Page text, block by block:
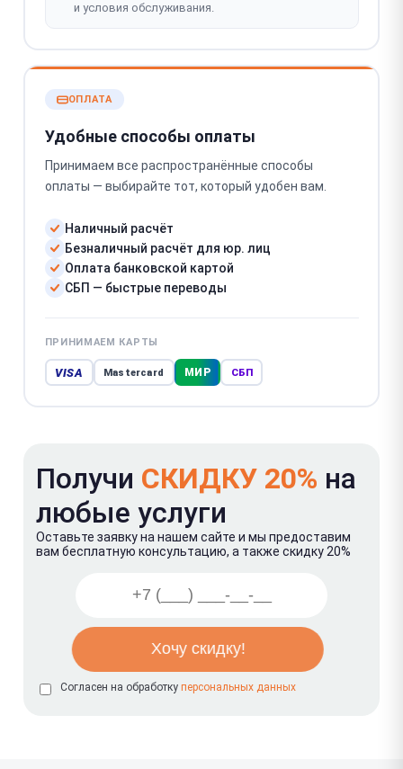
и условия обслуживания.
ОПЛАТА
Удобные способы оплаты
Принимаем все распространённые способы
оплаты — выбирайте тот, который удобен вам.
Наличный расчёт
Безналичный расчёт для юр. лиц
Оплата банковской картой
СБП — быстрые переводы
ПРИНИМАЕМ КАРТЫ
VISA Mastercard МИР СБП
Получи СКИДКУ 20% на
любые услуги
Оставьте заявку на нашем сайте и мы предоставим
вам бесплатную консультацию, а также скидку 20%
Согласен на обработку персональных данных